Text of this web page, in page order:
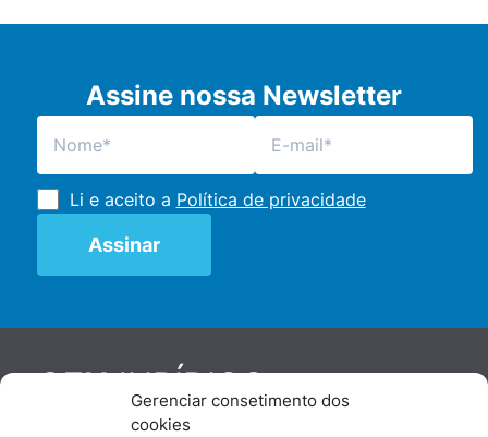
Gerenciar consetimento dos
cookies
Assine nossa Newsletter
Li e aceito a Política de privacidade
GENJURÍDICO
De maneira independente, os autores e